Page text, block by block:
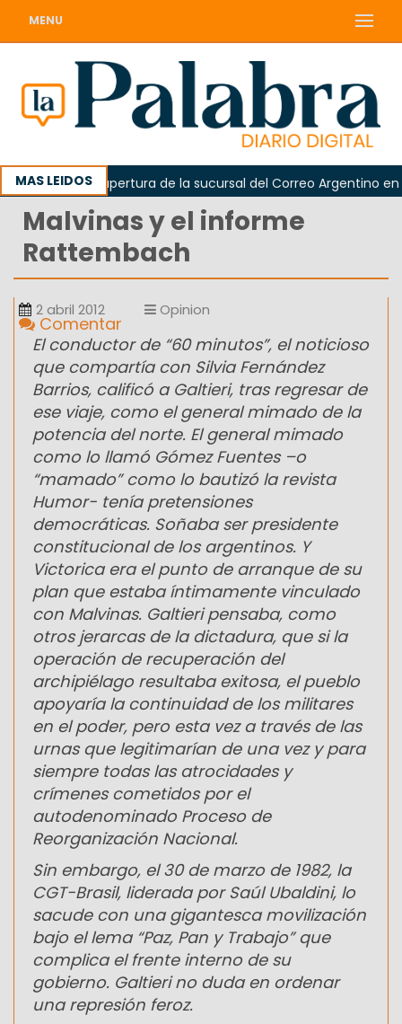
MENU
MAS LEIDOS
la reapertura de la sucursal del Correo Argentino en Sierra
Malvinas y el informe
Rattembach
2 abril 2012 Opinion
Comentar
El conductor de “60 minutos”, el noticioso
que compartía con Silvia Fernández
Barrios, calificó a Galtieri, tras regresar de
ese viaje, como el general mimado de la
potencia del norte. El general mimado
como lo llamó Gómez Fuentes –o
“mamado” como lo bautizó la revista
Humor- tenía pretensiones
democráticas. Soñaba ser presidente
constitucional de los argentinos. Y
Victorica era el punto de arranque de su
plan que estaba íntimamente vinculado
con Malvinas. Galtieri pensaba, como
otros jerarcas de la dictadura, que si la
operación de recuperación del
archipiélago resultaba exitosa, el pueblo
apoyaría la continuidad de los militares
en el poder, pero esta vez a través de las
urnas que legitimarían de una vez y para
siempre todas las atrocidades y
crímenes cometidos por el
autodenominado Proceso de
Reorganización Nacional.
Sin embargo, el 30 de marzo de 1982, la
CGT-Brasil, liderada por Saúl Ubaldini, lo
sacude con una gigantesca movilización
bajo el lema “Paz, Pan y Trabajo” que
complica el frente interno de su
gobierno. Galtieri no duda en ordenar
una represión feroz.